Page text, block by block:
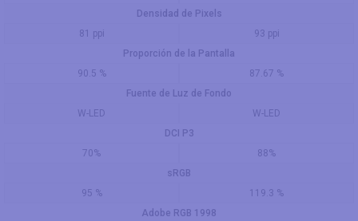
Densidad de Pixels
81 ppi
93 ppi
Proporción de la Pantalla
90.5 %
87.67 %
Fuente de Luz de Fondo
W-LED
W-LED
DCI P3
70%
88%
sRGB
95 %
119.3 %
Adobe RGB 1998